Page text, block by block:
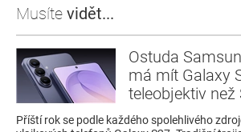
Musíte vidět...
Ostuda
má mít Galaxy
teleobjektiv než
Příští rok se podle každého spolehlivého